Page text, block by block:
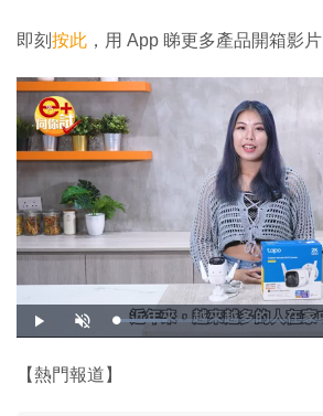
即刻 按此 ，用 App 睇更多產品開箱影片
播
放
開
啟
載
入
【熱門報道】